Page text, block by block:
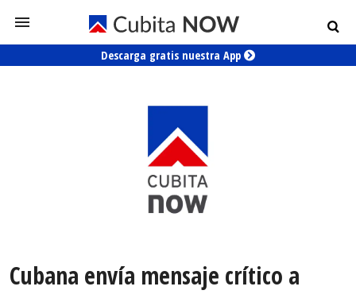
Descarga gratis nuestra App
Cubana envía mensaje crítico a